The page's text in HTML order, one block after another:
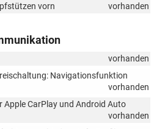
vorn vorhanden
vorhanden
Navigationsfunktion
vorhanden
Apple CarPlay und Android Auto
vorhanden